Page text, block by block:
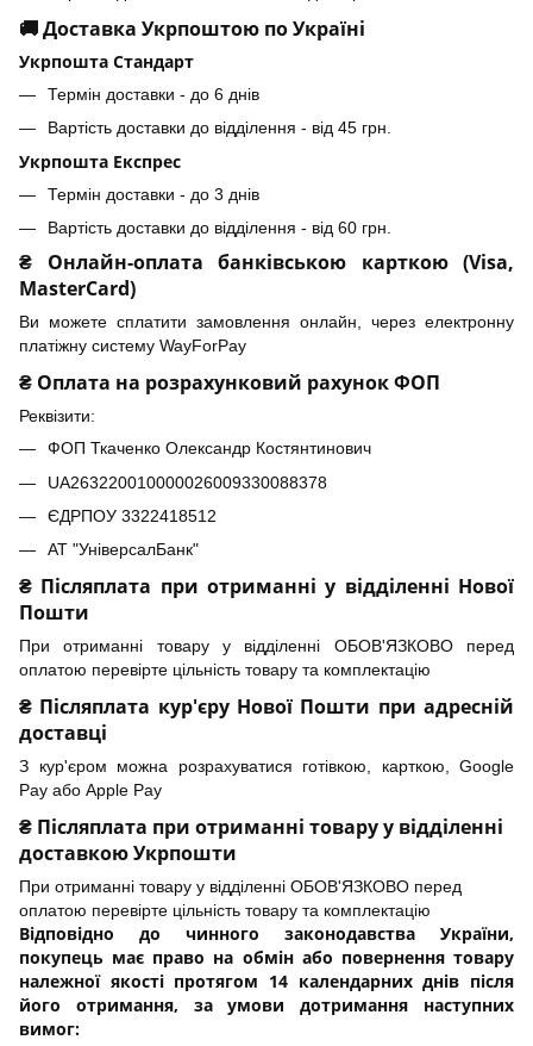
🚚 Доставка Укрпоштою по Україні
Укрпошта Стандарт
Термін доставки - до 6 днів
Вартість доставки до відділення - від 45 грн.
Укрпошта Експрес
Термін доставки - до 3 днів
Вартість доставки до відділення - від 60 грн.
₴ Онлайн-оплата банківською карткою (Visa,
MasterCard)
Ви можете сплатити замовлення онлайн, через електронну
платіжну систему WayForPay
₴ Оплата на розрахунковий рахунок ФОП
Реквізити:
ФОП Ткаченко Олександр Костянтинович
UA263220010000026009330088378
ЄДРПОУ 3322418512
АТ "УніверсалБанк"
₴ Післяплата при отриманні у відділенні Нової
Пошти
При отриманні товару у відділенні ОБОВ'ЯЗКОВО перед
оплатою перевірте цільність товару та комплектацію
₴ Післяплата кур'єру Нової Пошти при адресній
доставці
З кур'єром можна розрахуватися готівкою, карткою, Google
Pay або Apple Pay
₴ Післяплата при отриманні товару у відділенні
доставкою Укрпошти
При отриманні товару у відділенні ОБОВ'ЯЗКОВО перед
оплатою перевірте цільність товару та комплектацію
Відповідно до чинного законодавства України,
покупець має право на обмін або повернення товару
належної якості протягом 14 календарних днів після
його отримання, за умови дотримання наступних
вимог: